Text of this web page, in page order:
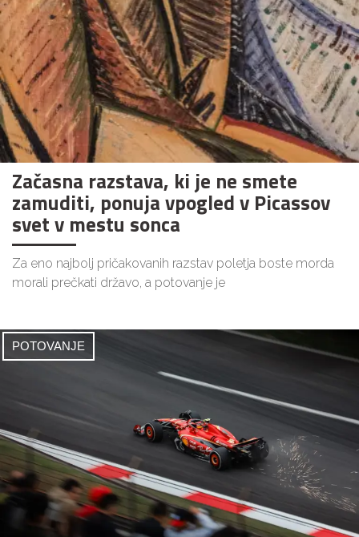
Začasna razstava, ki je ne smete
zamuditi, ponuja vpogled v Picassov
svet v mestu sonca
Za eno najbolj pričakovanih razstav poletja boste morda
morali prečkati državo, a potovanje je
POTOVANJE